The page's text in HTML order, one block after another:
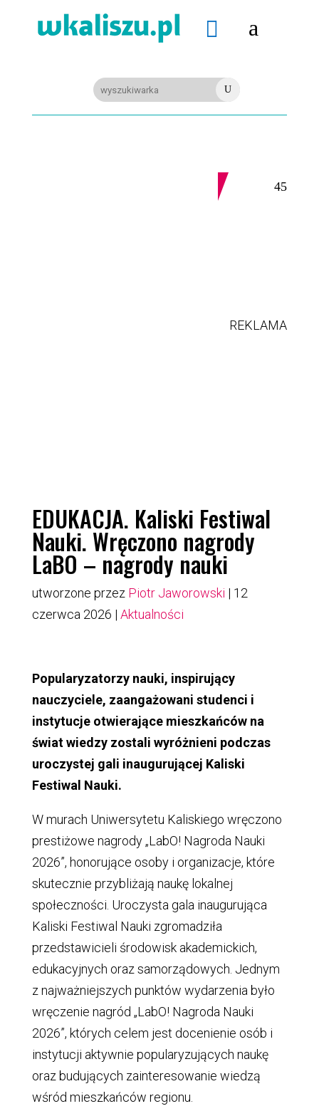
 a
U
REKLAMA
EDUKACJA. Kaliski Festiwal
Nauki. Wręczono nagrody
LaBO – nagrody nauki
utworzone przez Piotr Jaworowski | 12
czerwca 2026 | Aktualności
Popularyzatorzy nauki, inspirujący
nauczyciele, zaangażowani studenci i
instytucje otwierające mieszkańców na
świat wiedzy zostali wyróżnieni podczas
uroczystej gali inaugurującej Kaliski
Festiwal Nauki.
W murach Uniwersytetu Kaliskiego wręczono
prestiżowe nagrody „LabO! Nagroda Nauki
2026”, honorujące osoby i organizacje, które
skutecznie przybliżają naukę lokalnej
społeczności. Uroczysta gala inaugurująca
Kaliski Festiwal Nauki zgromadziła
przedstawicieli środowisk akademickich,
edukacyjnych oraz samorządowych. Jednym
z najważniejszych punktów wydarzenia było
wręczenie nagród „LabO! Nagroda Nauki
2026”, których celem jest docenienie osób i
instytucji aktywnie popularyzujących naukę
oraz budujących zainteresowanie wiedzą
wśród mieszkańców regionu.